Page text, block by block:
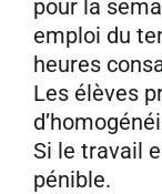
pour la
emploi du
heures
Les élèves
Si le travail
pénible.